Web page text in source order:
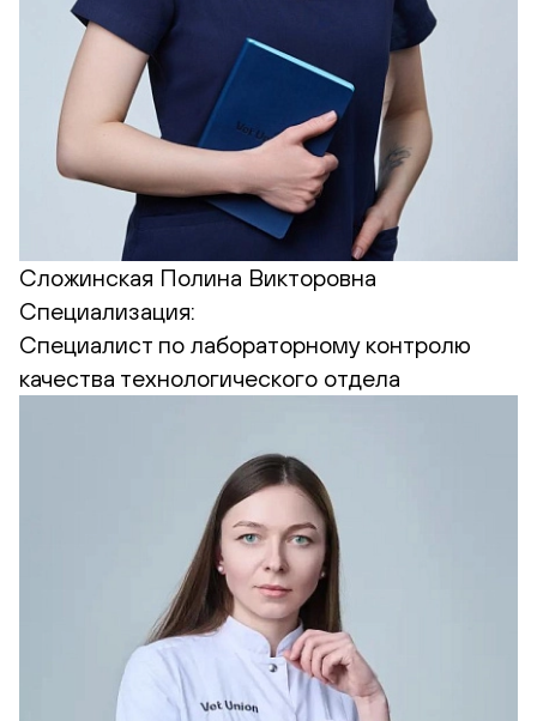
Сложинская Полина Викторовна
Специализация:
Cпециалист по лабораторному контролю
качества технологического отдела